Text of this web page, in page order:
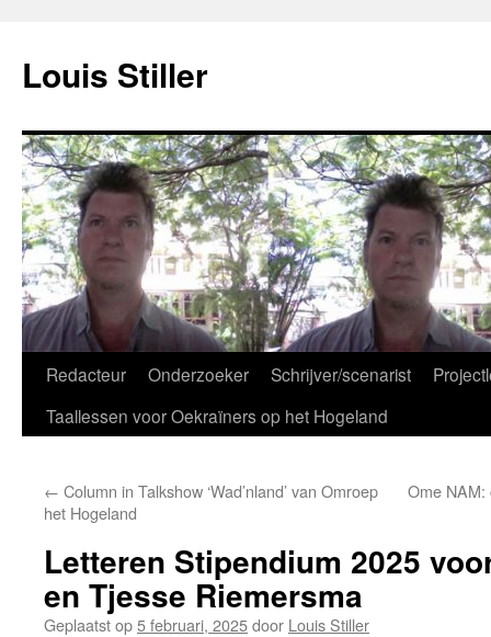
inhoud
Louis Stiller
Redacteur Onderzoeker Schrijver/scenarist
Taallessen voor Oekraïners op het Hogeland
← Column in Talkshow ‘Wad’nland’ van Omroep
het Hogeland
Ome NAM:
Letteren Stipendium 2025
en Tjesse Riemersma
Geplaatst op5 februari, 2025door Louis Stiller